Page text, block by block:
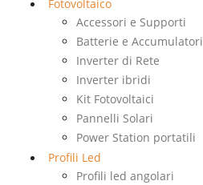
Fotovoltaico
Accessori e Supporti
Batterie e Accumulatori
Inverter di Rete
Inverter ibridi
Kit Fotovoltaici
Pannelli Solari
Power Station portatili
Profili Led
Profili led angolari